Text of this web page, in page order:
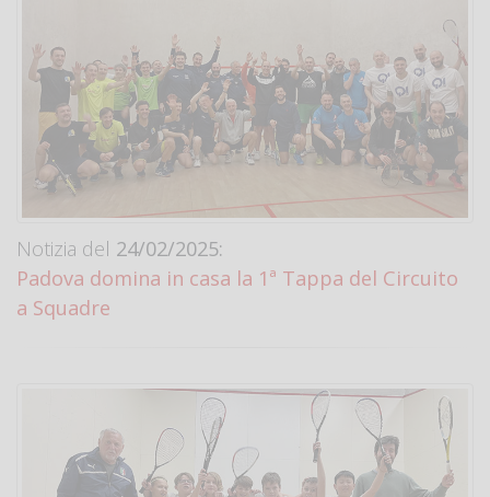
Notizia del 24/02/2025:
Padova domina in casa la 1ª Tappa del Circuito
a Squadre